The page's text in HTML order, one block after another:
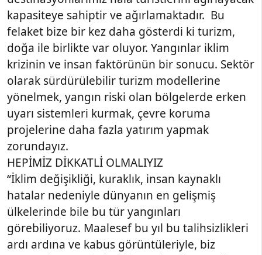
kapasiteye sahiptir ve ağırlamaktadır. Bu
felaket bize bir kez daha gösterdi ki turizm,
doğa ile birlikte var oluyor. Yangınlar iklim
krizinin ve insan faktörünün bir sonucu. Sektör
olarak sürdürülebilir turizm modellerine
yönelmek, yangın riski olan bölgelerde erken
uyarı sistemleri kurmak, çevre koruma
projelerine daha fazla yatırım yapmak
zorundayız.
HEPİMİZ DİKKATLİ OLMALIYIZ
“İklim değişikliği, kuraklık, insan kaynaklı
hatalar nedeniyle dünyanın en gelişmiş
ülkelerinde bile bu tür yangınları
görebiliyoruz. Maalesef bu yıl bu talihsizlikleri
ardı ardına ve kabus görüntüleriyle, biz